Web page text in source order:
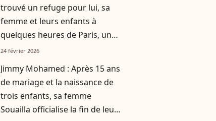
trouvé un refuge pour lui, sa
femme et leurs enfants à
quelques heures de Paris, une
région où il fait bon vivre
24 février 2026
Jimmy Mohamed : Après 15 ans
de mariage et la naissance de
trois enfants, sa femme
Souailla officialise la fin de leur